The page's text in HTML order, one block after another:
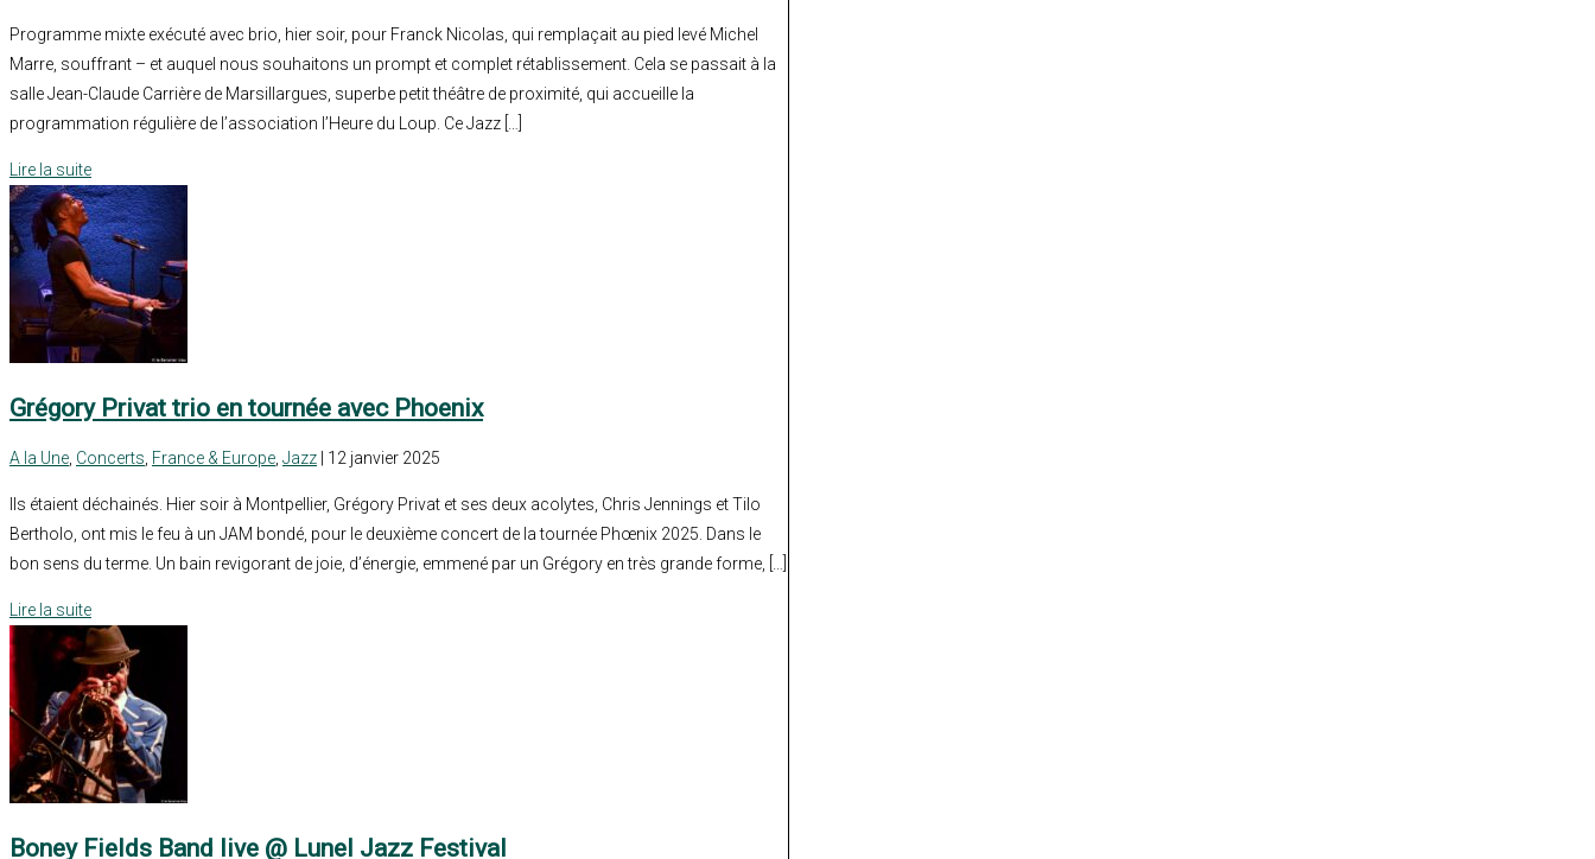
Programme mixte exécuté avec brio, hier soir, pour Franck Nicolas, qui remplaçait au pied levé Michel
Marre, souffrant – et auquel nous souhaitons un prompt et complet rétablissement. Cela se passait à la
salle Jean-Claude Carrière de Marsillargues, superbe petit théâtre de proximité, qui accueille la
programmation régulière de l’association l’Heure du Loup. Ce Jazz […]
Lire la suite
Grégory Privat trio en tournée avec Phoenix
A la Une, Concerts, France & Europe, Jazz | 12 janvier 2025
Ils étaient déchainés. Hier soir à Montpellier, Grégory Privat et ses deux acolytes, Chris Jennings et Tilo
Bertholo, ont mis le feu à un JAM bondé, pour le deuxième concert de la tournée Phœnix 2025. Dans le
bon sens du terme. Un bain revigorant de joie, d’énergie, emmené par un Grégory en très grande forme, […]
Lire la suite
Boney Fields Band live @ Lunel Jazz Festival